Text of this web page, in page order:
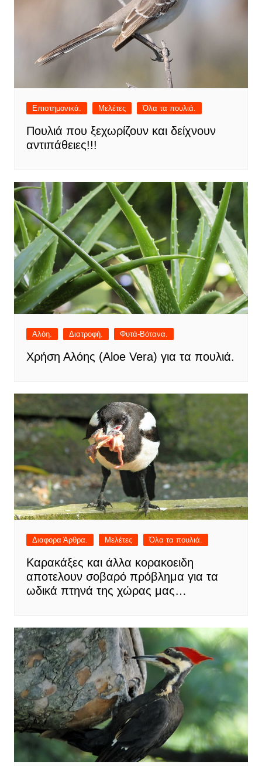
Επιστημονικά. Μελέτες Όλα τα πουλιά.
Πουλιά που ξεχωρίζουν και δείχνουν
αντιπάθειες!!!
Αλόη. Διατροφή. Φυτά-Βότανα.
Χρήση Αλόης (Aloe Vera) για τα πουλιά.
Διαφορα Άρθρα. Μελέτες Όλα τα πουλιά.
Καρακάξες και άλλα κορακοειδη
αποτελουν σοβαρό πρόβλημα για τα
ωδικά πτηνά της χώρας μας…